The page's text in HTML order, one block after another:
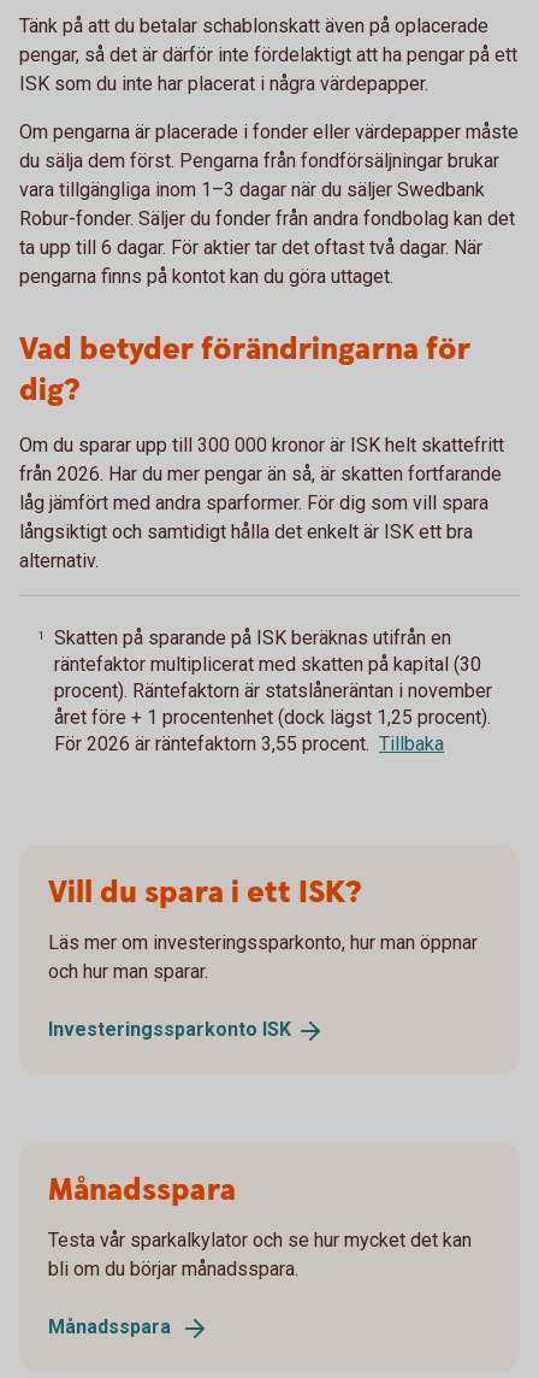
Tänk på att du betalar schablonskatt även på oplacerade
pengar, så det är därför inte fördelaktigt att ha pengar på ett
ISK som du inte har placerat i några värdepapper.
Om pengarna är placerade i fonder eller värdepapper måste
du sälja dem först. Pengarna från fondförsäljningar brukar
vara tillgängliga inom 1–3 dagar när du säljer Swedbank
Robur-fonder. Säljer du fonder från andra fondbolag kan det
ta upp till 6 dagar. För aktier tar det oftast två dagar. När
pengarna finns på kontot kan du göra uttaget.
Vad betyder förändringarna för
dig?
Om du sparar upp till 300 000 kronor är ISK helt skattefritt
från 2026. Har du mer pengar än så, är skatten fortfarande
låg jämfört med andra sparformer. För dig som vill spara
långsiktigt och samtidigt hålla det enkelt är ISK ett bra
alternativ.
1
Skatten på sparande på ISK beräknas utifrån en
räntefaktor multiplicerat med skatten på kapital (30
procent). Räntefaktorn är statslåneräntan i november
året före + 1 procentenhet (dock lägst 1,25 procent).
För 2026 är räntefaktorn 3,55 procent. Tillbaka
Vill du spara i ett ISK?
Läs mer om investeringssparkonto, hur man öppnar
och hur man sparar.
Investeringssparkonto ISK
Månadsspara
Testa vår sparkalkylator och se hur mycket det kan
bli om du börjar månadsspara.
Månadsspara